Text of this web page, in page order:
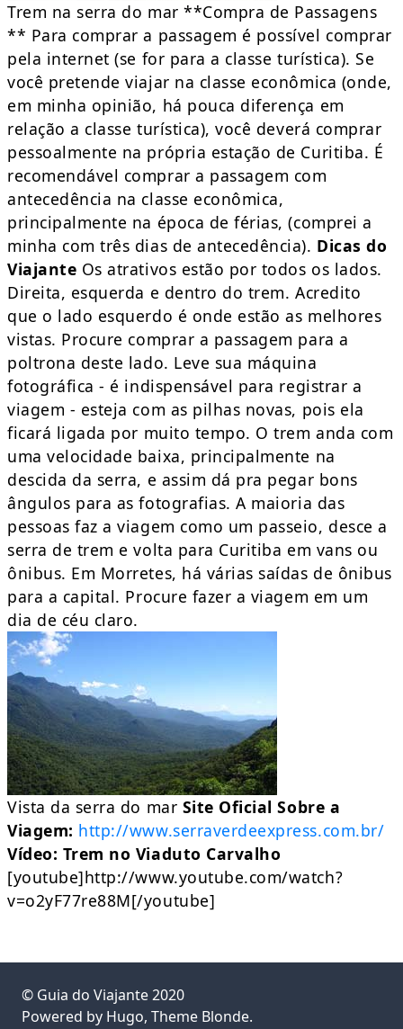
Trem na serra do mar **Compra de Passagens
** Para comprar a passagem é possível comprar
pela internet (se for para a classe turística). Se
você pretende viajar na classe econômica (onde,
em minha opinião, há pouca diferença em
relação a classe turística), você deverá comprar
pessoalmente na própria estação de Curitiba. É
recomendável comprar a passagem com
antecedência na classe econômica,
principalmente na época de férias, (comprei a
minha com três dias de antecedência). Dicas do
Viajante Os atrativos estão por todos os lados.
Direita, esquerda e dentro do trem. Acredito
que o lado esquerdo é onde estão as melhores
vistas. Procure comprar a passagem para a
poltrona deste lado. Leve sua máquina
fotográfica - é indispensável para registrar a
viagem - esteja com as pilhas novas, pois ela
ficará ligada por muito tempo. O trem anda com
uma velocidade baixa, principalmente na
descida da serra, e assim dá pra pegar bons
ângulos para as fotografias. A maioria das
pessoas faz a viagem como um passeio, desce a
serra de trem e volta para Curitiba em vans ou
ônibus. Em Morretes, há várias saídas de ônibus
para a capital. Procure fazer a viagem em um
dia de céu claro.
Vista da serra do mar Site Oficial Sobre a
Viagem: http://www.serraverdeexpress.com.br/
Vídeo: Trem no Viaduto Carvalho
[youtube]http://www.youtube.com/watch?
v=o2yF77re88M[/youtube]
© Guia do Viajante2020
Powered by Hugo, Theme Blonde.